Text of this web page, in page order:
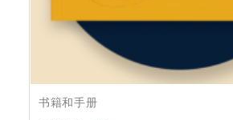
书籍和手册